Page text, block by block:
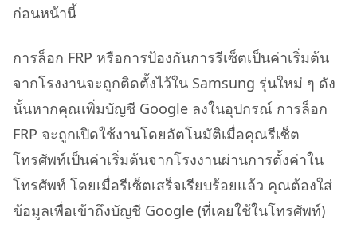
ก่อนหน้านี้
การล็อก FRP หรือการป้องกันการรีเซ็ตเป็นค่าเริ่มต้น
จากโรงงานจะถูกติดตั้งไว้ใน Samsung รุ่นใหม่ ๆ ดัง
นั้นหากคุณเพิ่มบัญชี Google ลงในอุปกรณ์ การล็อก
FRP จะถูกเปิดใช้งานโดยอัตโนมัติเมื่อคุณรีเซ็ต
โทรศัพท์เป็นค่าเริ่มต้นจากโรงงานผ่านการตั้งค่าใน
โทรศัพท์ โดยเมื่อรีเซ็ตเสร็จเรียบร้อยแล้ว คุณต้องใส่
ข้อมูลเพื่อเข้าถึงบัญชี Google (ที่เคยใช้ในโทรศัพท์)